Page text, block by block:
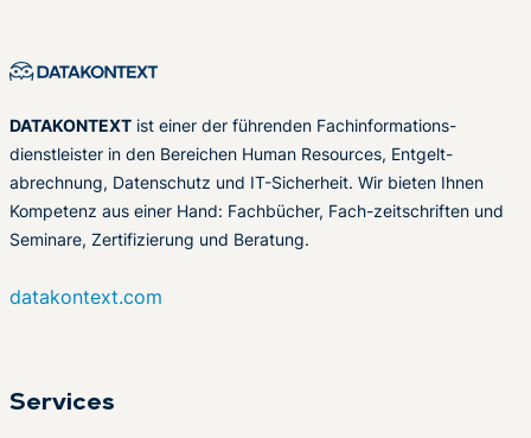
DATAKONTEXT ist einer der führenden Fachinformations-
dienstleister in den Bereichen Human Resources, Entgelt-
abrechnung, Datenschutz und IT-Sicherheit. Wir bieten Ihnen
Kompetenz aus einer Hand: Fachbücher, Fach-zeitschriften und
Seminare, Zertifizierung und Beratung.
datakontext.com
Services